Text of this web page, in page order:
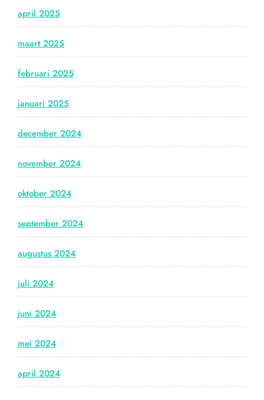
april 2025
maart 2025
februari 2025
januari 2025
december 2024
november 2024
oktober 2024
september 2024
augustus 2024
juli 2024
juni 2024
mei 2024
april 2024